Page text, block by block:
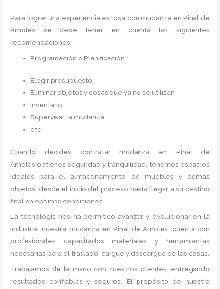
Para lograr una experiencia exitosa con mudanza en Pinal de
Amoles
se debe tener en cuenta las siguientes
recomendaciones:
Programación o Planificación
Elegir presupuesto
Eliminar objetos y cosas que ya no se utilizan
Inventario
Supervisar la mudanza
etc
Cuando decides contratar mudanza en Pinal de
Amoles obtienes seguridad y tranquilidad, tenemos espacios
ideales para el almacenamiento de muebles y demás
objetos, desde el inicio del proceso hasta llegar a su destino
final en óptimas condiciones.
La tecnología nos ha permitido avanzar y evolucionar en la
industria, nuestra mudanza en Pinal de Amoles, cuenta con
profesionales capacitados materiales y herramientas
necesarias para el traslado, cargue y descargue de las cosas.
Trabajamos de la mano con nuestros clientes, entregando
resultados confiables y seguros. El propósito de nuestra